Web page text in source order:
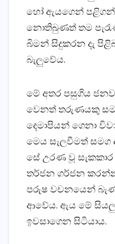
හෝ ඇයගෙන්
නොතිබුණත් තම
බිමන් සිදුකරන දැ
බැලුවේය.
මේ අතර පසුගිය
වෙනත් තරුණයකු
දෙමාපියන් ගෙනා
මෙය සැලවීමත්
සේ උරණ වූ
තර්ජන ගර්ජන
පරුෂ වචනයෙන්
ආවේය. ඇය මේ
ඉවසාගෙන සිටියාය.